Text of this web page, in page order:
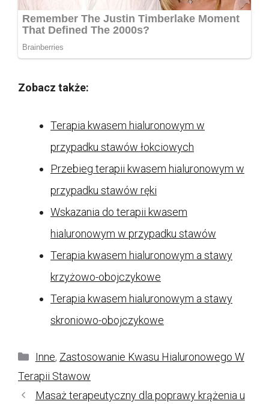
Zobacz także:
Terapia kwasem hialuronowym w
przypadku stawów łokciowych
Przebieg terapii kwasem hialuronowym w
przypadku stawów ręki
Wskazania do terapii kwasem
hialuronowym w przypadku stawów
Terapia kwasem hialuronowym a stawy
krzyżowo-obojczykowe
Terapia kwasem hialuronowym a stawy
skroniowo-obojczykowe
Kategorie
Inne, Zastosowanie Kwasu Hialuronowego W
Terapii Stawow
Masaż terapeutyczny dla poprawy krążenia u